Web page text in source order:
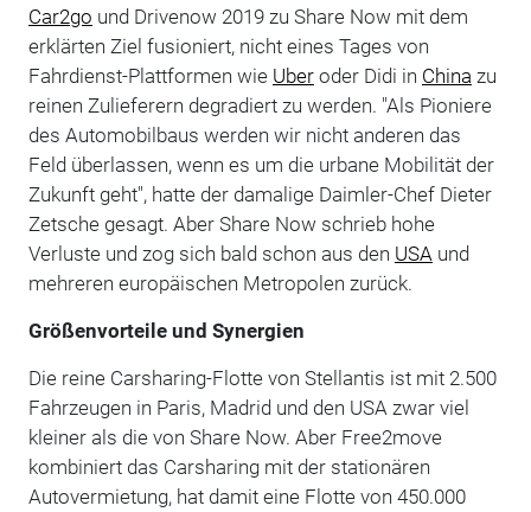
Car2go und Drivenow 2019 zu Share Now mit dem
erklärten Ziel fusioniert, nicht eines Tages von
Fahrdienst-Plattformen wie Uberoder Didi in China zu
reinen Zulieferern degradiert zu werden. "Als Pioniere
des Automobilbaus werden wir nicht anderen das
Feld überlassen, wenn es um die urbane Mobilität der
Zukunft geht", hatte der damalige Daimler-Chef Dieter
Zetsche gesagt. Aber Share Now schrieb hohe
Verluste und zog sich bald schon aus den USA und
mehreren europäischen Metropolen zurück.
Größenvorteile und Synergien
Die reine Carsharing-Flotte von Stellantis ist mit 2.500
Fahrzeugen in Paris, Madrid und den USA zwar viel
kleiner als die von Share Now. Aber Free2move
kombiniert das Carsharing mit der stationären
Autovermietung, hat damit eine Flotte von 450.000